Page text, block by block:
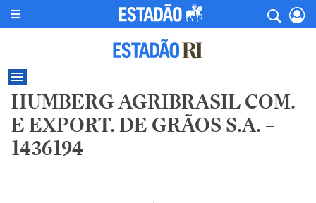
HUMBERG AGRIBRASIL COM.
E EXPORT. DE GRÃOS S.A. –
1436194